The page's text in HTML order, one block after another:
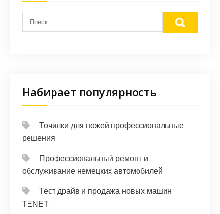
Набирает популярность
Точилки для ножей профессиональные
решения
Профессиональный ремонт и
обслуживание немецких автомобилей
Тест драйв и продажа новых машин
TENET